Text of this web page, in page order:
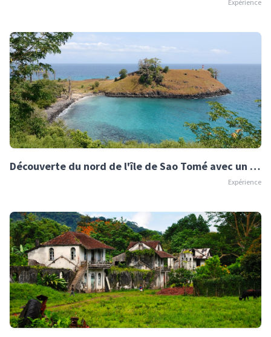
Expérience
Découverte du nord de l'île de Sao Tomé avec un guide
Expérience